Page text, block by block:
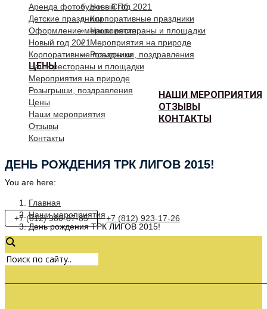
Новый год 2021
Корпоративные праздники
Наши рестораны и площадки
Мероприятия на природе
Розыгрыши, поздравления
ЦЕНЫ
НАШИ МЕРОПРИЯТИЯ
ОТЗЫВЫ
КОНТАКТЫ
Аренда фотобудки в СПб
Детские праздники
Оформление мероприятия
Новый год 2021
Корпоративные праздники
Наши рестораны и площадки
Мероприятия на природе
Розыгрыши, поздравления
Цены
Наши мероприятия
Отзывы
Контакты
ДЕНЬ РОЖДЕНИЯ ТРК ЛИГОВ 2015!
You are here:
Главная
Наши мероприятия
День рождения ТРК ЛИГОВ 2015!
+7 (812) 980-87-85 +7 (812) 923-17-26